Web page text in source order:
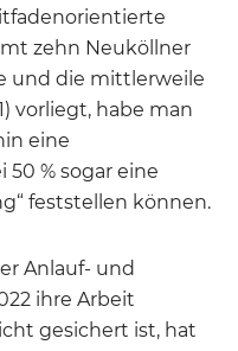
zehn Neuköllner
und die mittlerweile
vorliegt, habe man
eine
50 % sogar eine
feststellen können.
Anlauf- und
ihre Arbeit
gesichert ist, hat